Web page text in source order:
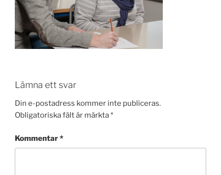
Lämna ett svar
Din e-postadress kommer inte publiceras.
Obligatoriska fält är märkta*
Kommentar*